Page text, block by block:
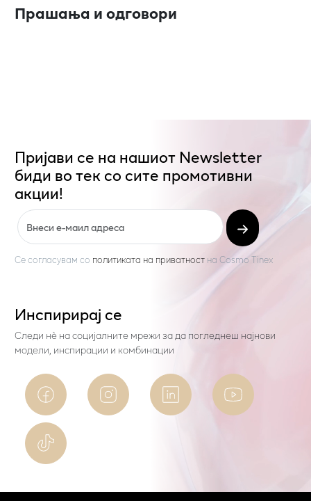
Прашања и одговори
Пријави се на нашиот Newsletter
биди во тек со сите промотивни
акции!
Се согласувам со политиката на приватност на Cosmo Tinex
Инспирирај се
Следи нѐ на социјалните мрежи за да погледнеш најнови
модели, инспирации и комбинации